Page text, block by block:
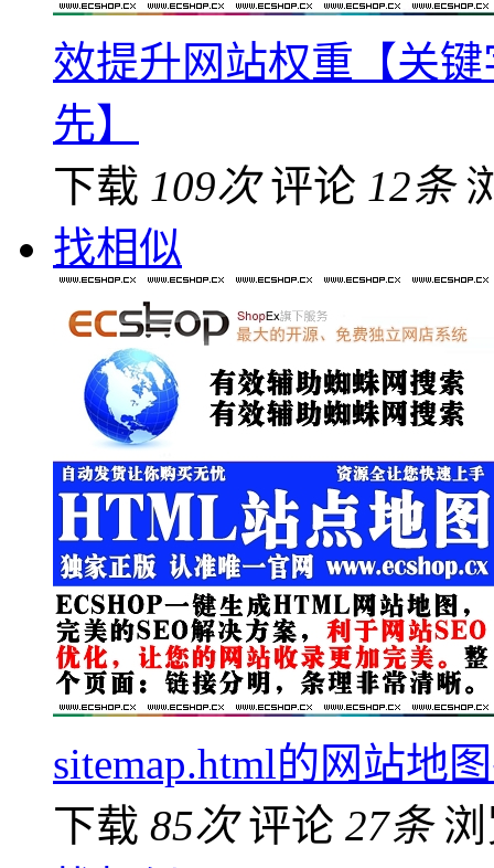
效提升网站权重【关
先】
下载 109次 评论 12条
找相似
sitemap.html的网站地
下载 85次 评论 27条